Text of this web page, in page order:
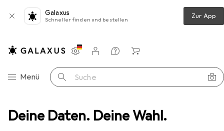
Deine Daten. Deine Wahl.
Galaxus
Schneller finden und bestellen Zur App
Navigation nach Kategorien
Menü Suche
Einstellungen
Kundenkonto
Vergleichslisten
Merklisten
Warenkorb
Hughes MD500 RC Einsteiger Hubschrauber RtF